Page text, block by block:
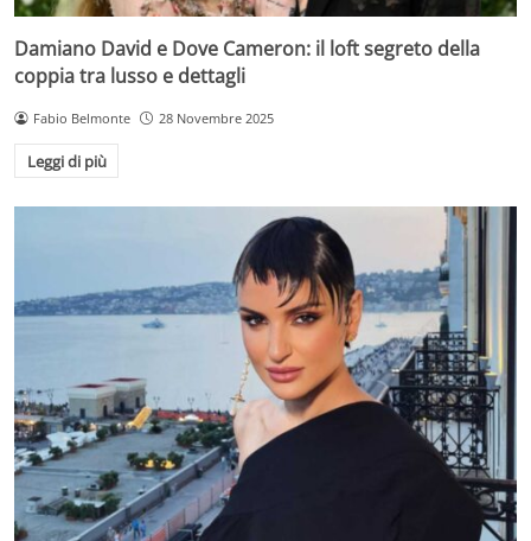
Damiano David e Dove Cameron: il loft segreto della
coppia tra lusso e dettagli
Fabio Belmonte 28 Novembre 2025
Leggi di più